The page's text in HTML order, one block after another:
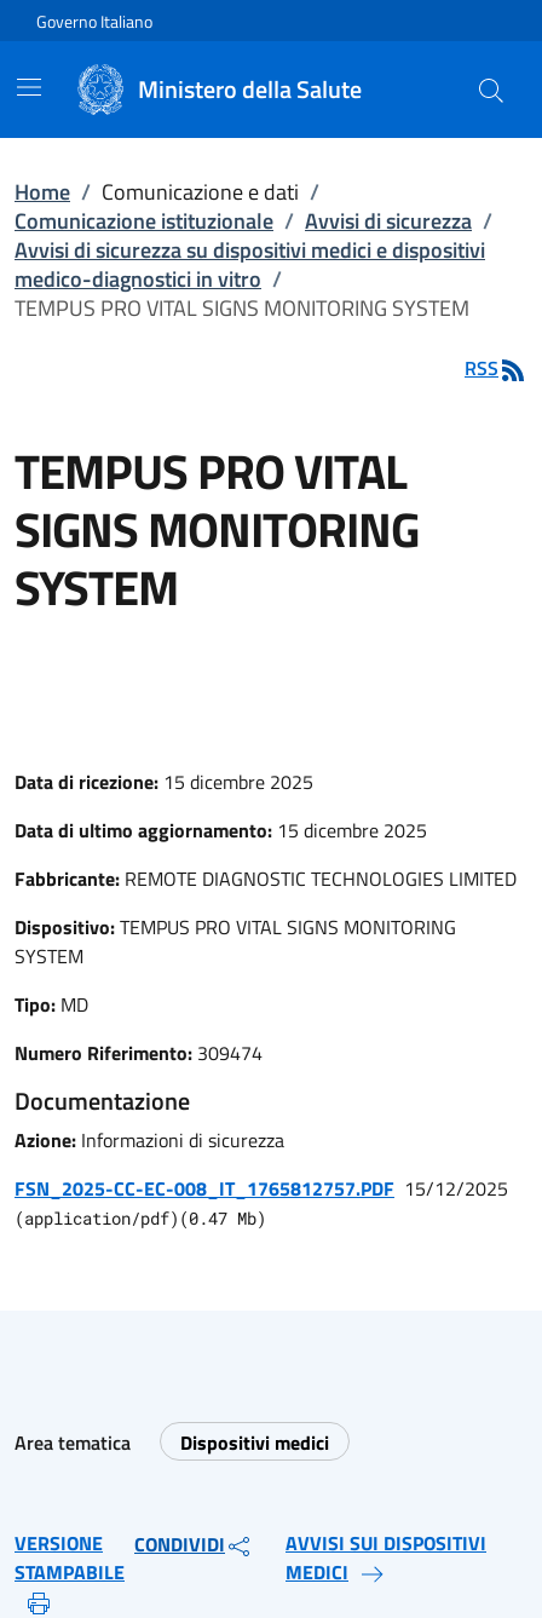
Vai direttamente al contenuto
Governo Italiano
Ministero della Salute
Home / Comunicazione e dati /
Comunicazione istituzionale / Avvisi di sicurezza /
Avvisi di sicurezza su dispositivi medici e dispositivi
medico-diagnostici in vitro /
TEMPUS PRO VITAL SIGNS MONITORING SYSTEM
RSS
TEMPUS PRO VITAL
SIGNS MONITORING
SYSTEM
Data di ricezione: 15 dicembre 2025
Data di ultimo aggiornamento: 15 dicembre 2025
Fabbricante: REMOTE DIAGNOSTIC TECHNOLOGIES LIMITED
Dispositivo:TEMPUS PRO VITAL SIGNS MONITORING
SYSTEM
Tipo: MD
Numero Riferimento: 309474
Documentazione
Azione: Informazioni di sicurezza
FSN_2025-CC-EC-008_IT_1765812757.PDF 15/12/2025
(application/pdf) (0.47 Mb)
Area tematica Dispositivi medici
VERSIONE
STAMPABILE
CONDIVIDI
AVVISI SUI DISPOSITIVI
MEDICI